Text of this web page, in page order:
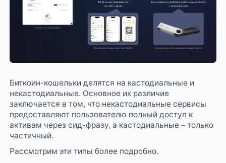
Биткоин-кошельки делятся на кастодиальные и
некастодиальные. Основное их различие
заключается в том, что некастодиальные сервисы
предоставляют пользователю полный доступ к
активам через сид-фразу, а кастодиальные – только
частичный.
Рассмотрим эти типы более подробно.